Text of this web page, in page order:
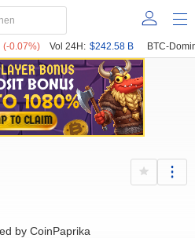
(-0.07%) Vol 24H: $242.58 B BTC-
by CoinPaprika